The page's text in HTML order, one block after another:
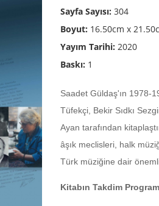
Sayfa Sayısı: 304
Boyut: 16.50cm x
Yayım Tarihi: 2020
Baskı: 1
Saadet Güldaş'ın 1978-
Tüfekçi, Bekir Sıdkı
Ayan tarafından
âşık meclisleri, halk
Türk müziğine dair
Kitabın Takdim